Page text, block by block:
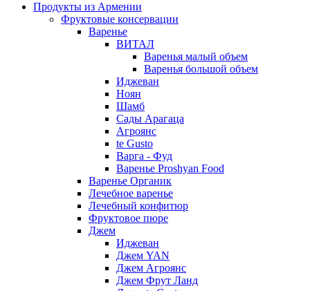
Продукты из Армении
Фруктовые консервации
Варенье
ВИТАЛ
Варенья малый объем
Варенья большой объем
Иджеван
Ноян
Шамб
Сады Арагаца
Агроянс
te Gusto
Варга - Фуд
Варенье Proshyan Food
Варенье Органик
Лечебное варенье
Лечебный конфитюр
Фруктовое пюре
Джем
Иджеван
Джем YAN
Джем Агроянс
Джем Фрут Ланд